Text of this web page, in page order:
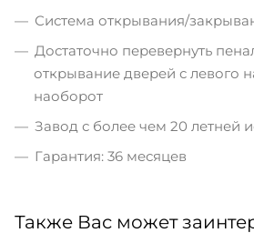
Система открывания/
Достаточно перевернуть
открывание дверей с левого
наоборот
Завод с более чем 20 летней
Гарантия: 36 месяцев
Также Вас может